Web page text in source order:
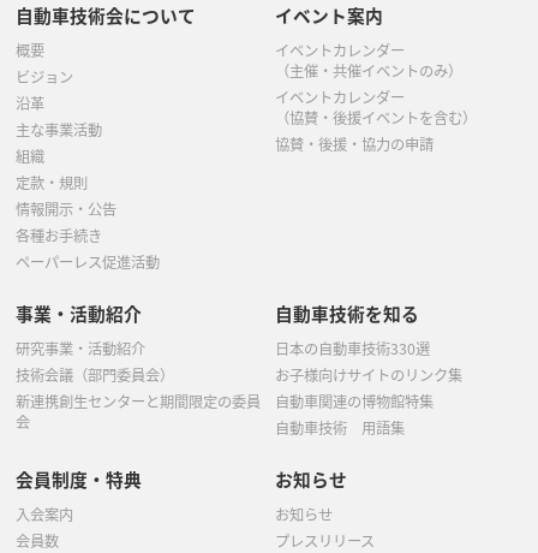
自動車技術会について
概要
ビジョン
沿革
主な事業活動
組織
定款・規則
情報開示・公告
各種お手続き
ペーパーレス促進活動
イベント案内
イベントカレンダー
（主催・共催イベントのみ）
イベントカレンダー
（協賛・後援イベントを含む）
協賛・後援・協力の申請
事業・活動紹介
研究事業・活動紹介
技術会議（部門委員会）
新連携創生センターと期間限定の委員
会
自動車技術を知る
日本の自動車技術330選
お子様向けサイトのリンク集
自動車関連の博物館特集
自動車技術 用語集
会員制度・特典
入会案内
会員数
お知らせ
お知らせ
プレスリリース